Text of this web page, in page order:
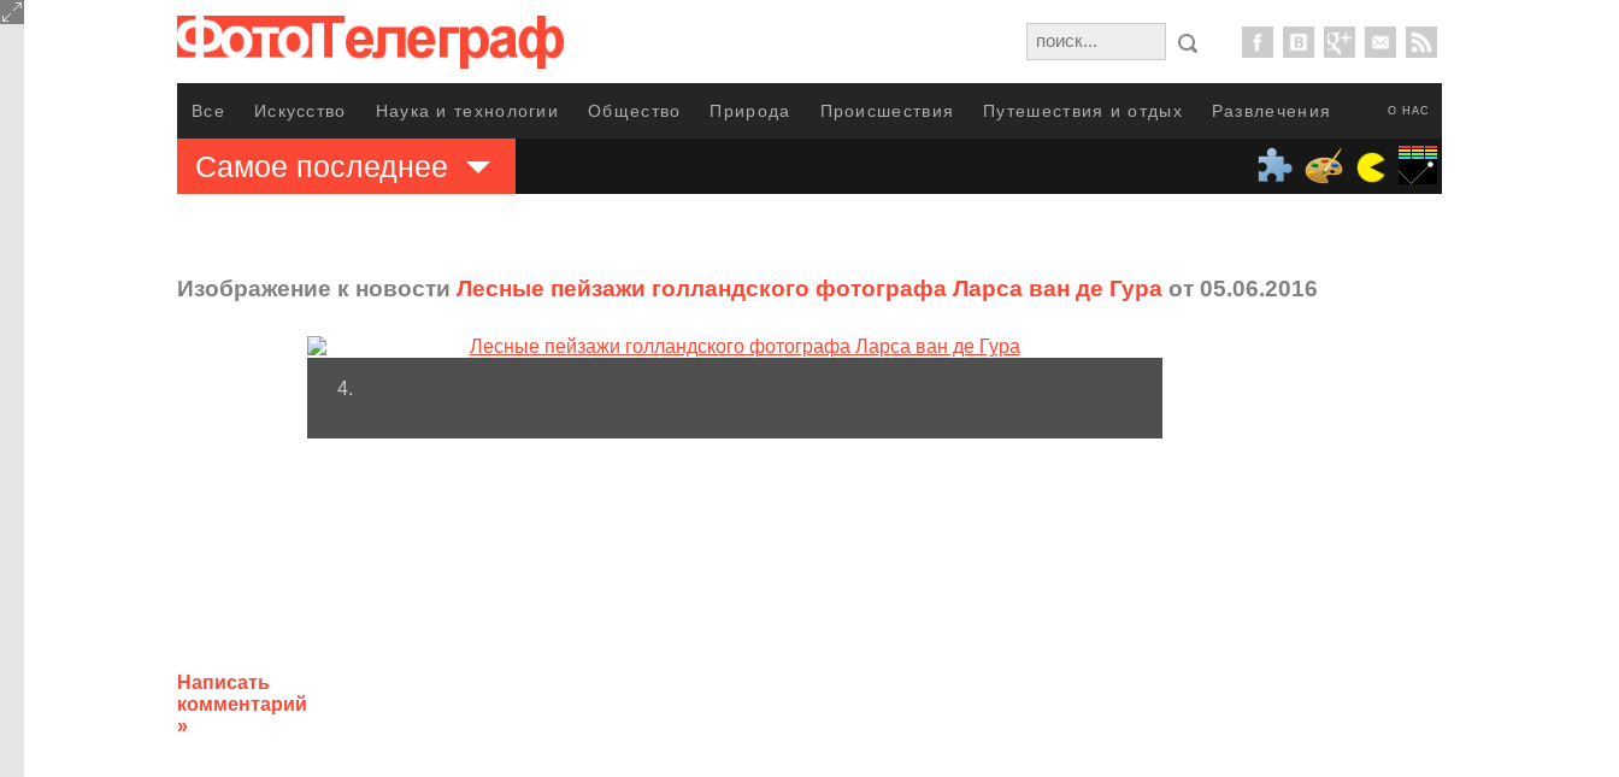
О НАС
Все Искусство Наука и технологии Общество Природа Происшествия Путешествия и отдых Развлечения
Самое последнее
Изображение к новости Лесные пейзажи голландского фотографа Ларса ван де Гура от 05.06.2016
Написать
комментарий
»
4.